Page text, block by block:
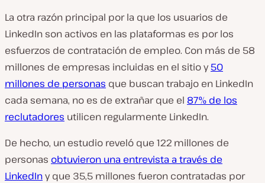
La otra razón principal por la que los usuarios de
LinkedIn son activos en las plataformas es por los
esfuerzos de contratación de empleo. Con más de 58
millones de empresas incluidas en el sitio y50
millones de personas que buscan trabajo en LinkedIn
cada semana, no es de extrañar que el 87% de los
reclutadores utilicen regularmente LinkedIn.
De hecho, un estudio reveló que 122 millones de
personas obtuvieron una entrevista a través de
LinkedIny que 35,5 millones fueron contratadas por